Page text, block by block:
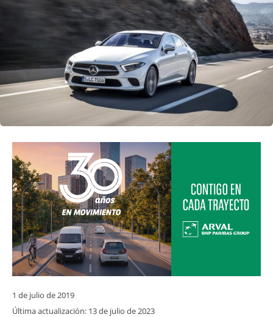
1 de julio de 2019
Última actualización: 13 de julio de 2023